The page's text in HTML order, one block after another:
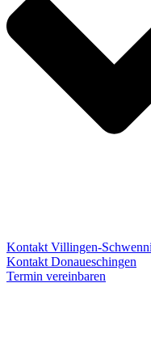
Kontakt Villingen-
Kontakt Donaueschingen
Termin vereinbaren